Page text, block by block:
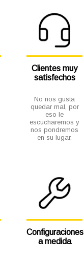
Clientes muy
satisfechos
No nos gusta
quedar mal, por
eso le
escucharemos y
nos pondremos
en su lugar.
Configuraciones
a medida